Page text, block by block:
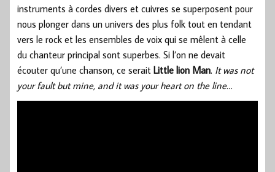
instruments à cordes divers et cuivres se superposent pour
nous plonger dans un univers des plus folk tout en tendant
vers le rock et les ensembles de voix qui se mêlent à celle
du chanteur principal sont superbes. Si l’on ne devait
écouter qu’une chanson, ce serait Little lion Man. It was not
your fault but mine, and it was your heart on the line…